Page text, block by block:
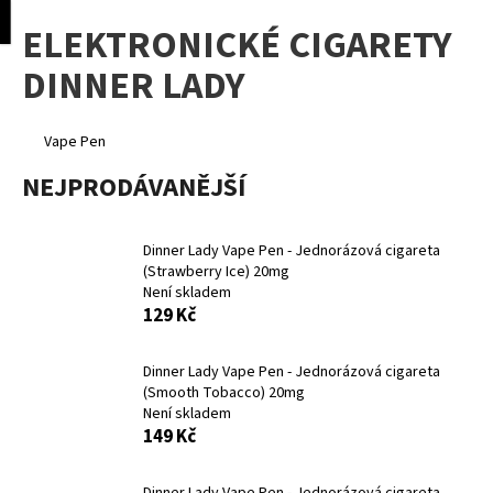
Přejít
obsah
ELEKTRONICKÉ CIGARETY
DINNER LADY
Vape Pen
NEJPRODÁVANĚJŠÍ
Dinner Lady Vape Pen - Jednorázová cigareta
(Strawberry Ice) 20mg
Není skladem
129 Kč
Dinner Lady Vape Pen - Jednorázová cigareta
(Smooth Tobacco) 20mg
Není skladem
149 Kč
o Zpět
Zpět
p
o